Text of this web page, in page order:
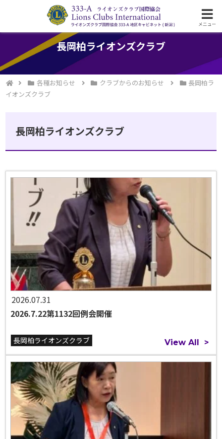
ライオンズクラブ国際協会333-A地区の活動
長岡柏ライオンズクラブ
各種お知らせ クラブからのお知らせ
長岡柏ラ
イオンズクラブ
長岡柏ライオンズクラブ
2026.07.31
2026.7.22第1132回例会開催
長岡柏ライオンズクラブ View All >
メニュー